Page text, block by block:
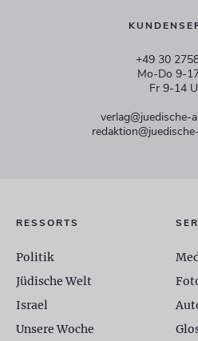
+49 30
Mo-Do 9-
Fr 9-14
verlag@juedische-
RESSORTS
Politik
Jüdische Welt
Israel
Unsere Woche